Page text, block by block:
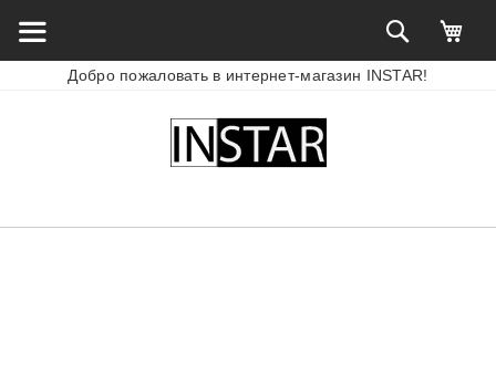
Добро пожаловать в интернет-магазин INSTAR!